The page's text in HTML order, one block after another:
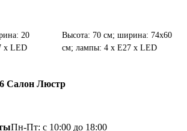
20
х LED
Высота: 70 см; ширина: 74х60
см; лампы: 4 х Е27 х LED
Салон Люстр
Пн-Пт: с 10:00 до 18:00